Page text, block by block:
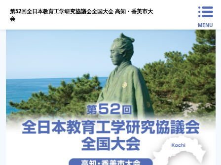
第52回全日本教育工学研究協議会全国大会 高知・香美市大
会
MENU